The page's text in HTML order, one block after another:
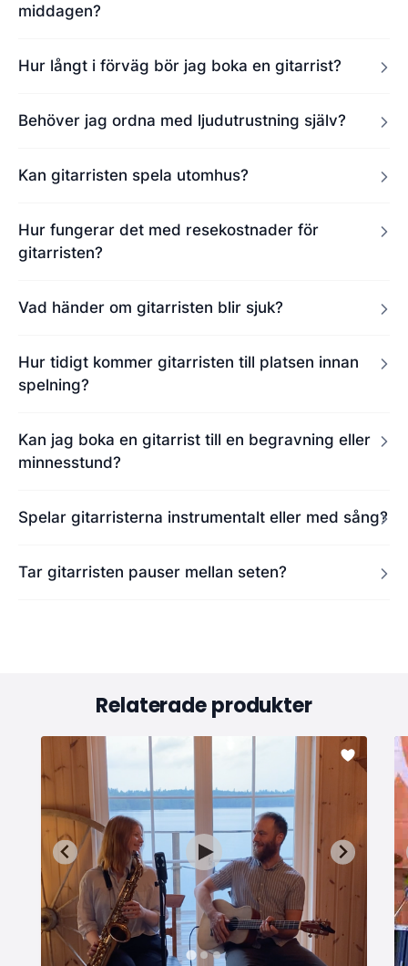
middagen?
Hur långt i förväg bör jag boka en gitarrist?
Behöver jag ordna med ljudutrustning själv?
Kan gitarristen spela utomhus?
Hur fungerar det med resekostnader för
gitarristen?
Vad händer om gitarristen blir sjuk?
Hur tidigt kommer gitarristen till platsen innan
spelning?
Kan jag boka en gitarrist till en begravning eller
minnesstund?
Spelar gitarristerna instrumentalt eller med sång?
Tar gitarristen pauser mellan seten?
Relaterade produkter